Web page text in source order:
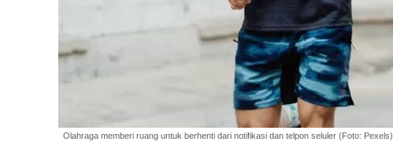
Olahraga memberi ruang untuk berhenti dari notifikasi dan telpon seluler (Foto: Pexels)